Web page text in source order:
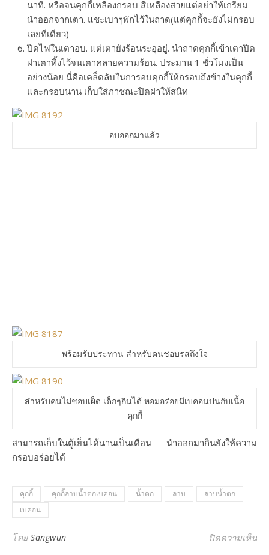
นาที. หรือจนคุกกี้เหลืองกรอบ สีเหลืองสวยแต่อย่าให้เกรียม
นำออกจากเตา. แชะเบาๆพักไว้ในถาด(แต่คุกกี้จะยังไม่กรอบ
เลยทีเดียว)
ปิดไฟในเตาอบ. แต่เตายังร้อนระอุอยู่. นำถาดคุกกี้เข้าเตาปิด
ฝาเตาทิ้งไว้จนเตาคลายความร้อน. ประมาน 1 ชั่วโมงเป็น
อย่างน้อย นี่คือเคล็ดลับในการอบคุกกี้ให้กรอบถึงข้างในคุกกี้
และกรอบนาน เก็บใส่ภาชณะปิดฝาให้สนิท
อบออกมาแล้ว
พร้อมรับประทาน สำหรับคนชอบรสถึงใจ
สำหรับคนไม่ชอบเผ็ด เด็กๆกินได้ หอมอร่อยมีเบคอนปนกับเนื้อ
คุกกี้
สามารถเก็บในตู้เย็นได้นานเป็นเดือน นำออกมากินยังให้ความ
กรอบอร่อยได้
คุกกี้ คุกกี้ลาบน้ำตกเบค่อน น้ำตก ลาบ
ลาบน้ำตก
เบค่อน
โดย Sangwun ปิดความเห็นบ